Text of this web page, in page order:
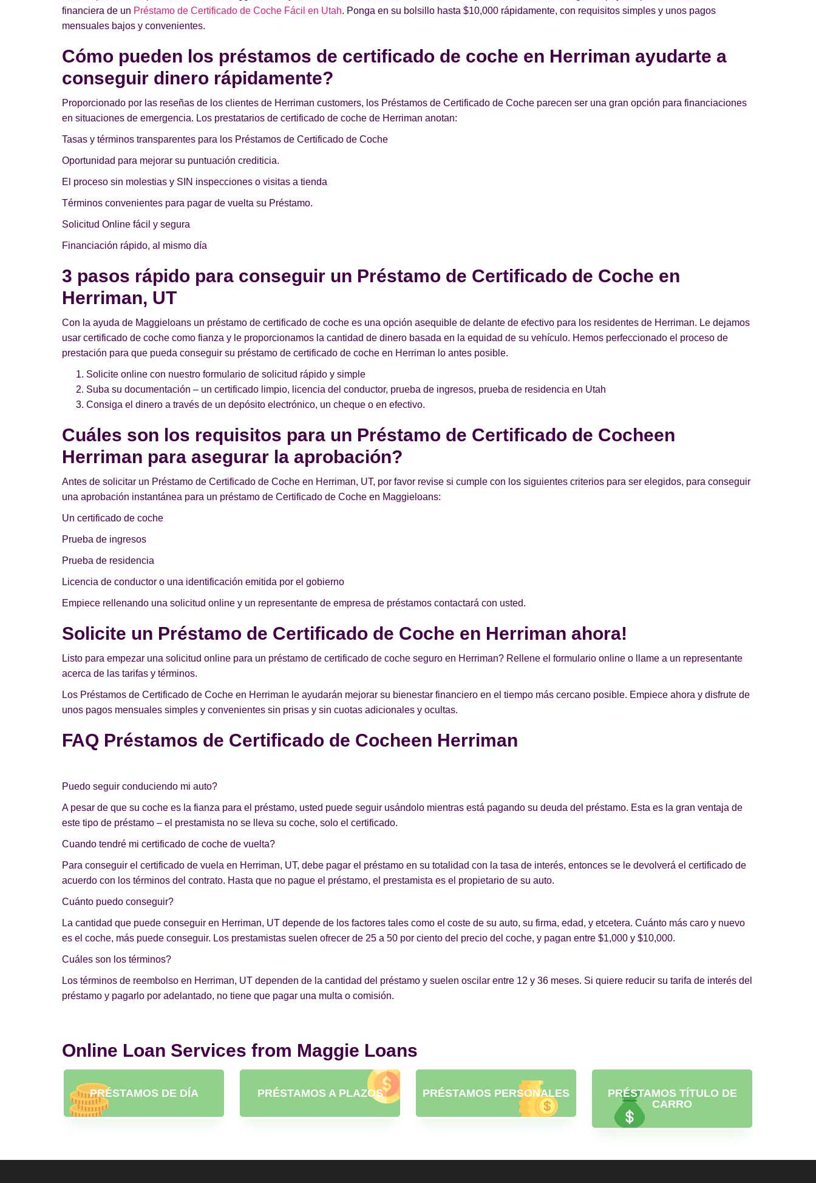
financiera de un Préstamo de Certificado de Coche Fácil en Utah. Ponga en su bolsillo hasta $10,000 rápidamente, con requisitos simples y unos pagos
mensuales bajos y convenientes.
Cómo pueden los préstamos de certificado de coche en Herriman ayudarte a
conseguir dinero rápidamente?
Proporcionado por las reseñas de los clientes de Herriman customers, los Préstamos de Certificado de Coche parecen ser una gran opción para financiaciones
en situaciones de emergencia. Los prestatarios de certificado de coche de Herriman anotan:
Tasas y términos transparentes para los Préstamos de Certificado de Coche
Oportunidad para mejorar su puntuación crediticia.
El proceso sin molestias y SIN inspecciones o visitas a tienda
Términos convenientes para pagar de vuelta su Préstamo.
Solicitud Online fácil y segura
Financiación rápido, al mismo día
3 pasos rápido para conseguir un Préstamo de Certificado de Coche en
Herriman, UT
Con la ayuda de Maggieloans un préstamo de certificado de coche es una opción asequible de delante de efectivo para los residentes de Herriman. Le dejamos
usar certificado de coche como fianza y le proporcionamos la cantidad de dinero basada en la equidad de su vehículo. Hemos perfeccionado el proceso de
prestación para que pueda conseguir su préstamo de certificado de coche en Herriman lo antes posible.
Solicite online con nuestro formulario de solicitud rápido y simple
Suba su documentación – un certificado limpio, licencia del conductor, prueba de ingresos, prueba de residencia en Utah
Consiga el dinero a través de un depósito electrónico, un cheque o en efectivo.
Cuáles son los requisitos para un Préstamo de Certificado de Cocheen
Herriman para asegurar la aprobación?
Antes de solicitar un Préstamo de Certificado de Coche en Herriman, UT, por favor revise si cumple con los siguientes criterios para ser elegidos, para conseguir
una aprobación instantánea para un préstamo de Certificado de Coche en Maggieloans:
Un certificado de coche
Prueba de ingresos
Prueba de residencia
Licencia de conductor o una identificación emitida por el gobierno
Empiece rellenando una solicitud online y un representante de empresa de préstamos contactará con usted.
Solicite un Préstamo de Certificado de Coche en Herriman ahora!
Listo para empezar una solicitud online para un préstamo de certificado de coche seguro en Herriman? Rellene el formulario online o llame a un representante
acerca de las tarifas y términos.
Los Préstamos de Certificado de Coche en Herriman le ayudarán mejorar su bienestar financiero en el tiempo más cercano posible. Empiece ahora y disfrute de
unos pagos mensuales simples y convenientes sin prisas y sin cuotas adicionales y ocultas.
FAQ Préstamos de Certificado de Cocheen Herriman
Puedo seguir conduciendo mi auto?
A pesar de que su coche es la fianza para el préstamo, usted puede seguir usándolo mientras está pagando su deuda del préstamo. Esta es la gran ventaja de
este tipo de préstamo – el prestamista no se lleva su coche, solo el certificado.
Cuando tendré mi certificado de coche de vuelta?
Para conseguir el certificado de vuela en Herriman, UT, debe pagar el préstamo en su totalidad con la tasa de interés, entonces se le devolverá el certificado de
acuerdo con los términos del contrato. Hasta que no pague el préstamo, el prestamista es el propietario de su auto.
Cuánto puedo conseguir?
La cantidad que puede conseguir en Herriman, UT depende de los factores tales como el coste de su auto, su firma, edad, y etcetera. Cuánto más caro y nuevo
es el coche, más puede conseguir. Los prestamistas suelen ofrecer de 25 a 50 por ciento del precio del coche, y pagan entre $1,000 y $10,000.
Cuáles son los términos?
Los términos de reembolso en Herriman, UT dependen de la cantidad del préstamo y suelen oscilar entre 12 y 36 meses. Si quiere reducir su tarifa de interés del
préstamo y pagarlo por adelantado, no tiene que pagar una multa o comisión.
Online Loan Services from Maggie Loans
PRÉSTAMOS DE DÍA PRÉSTAMOS A PLAZOS PRÉSTAMOS PERSONALES
PRÉSTAMOS TÍTULO DE
CARRO